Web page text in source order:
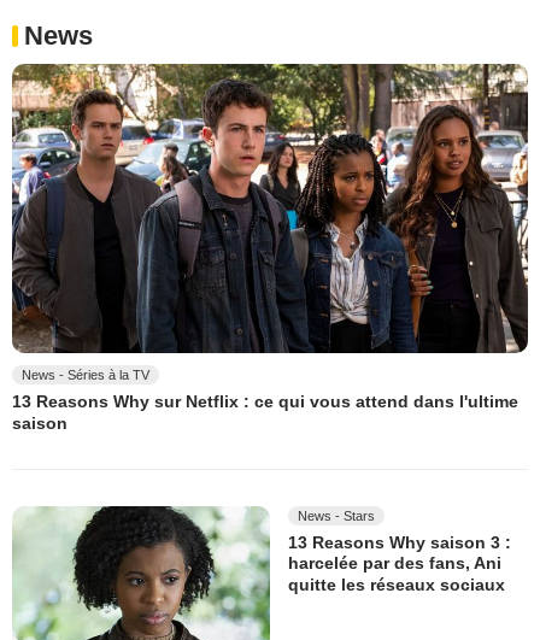
News
News - Séries à la TV
13 Reasons Why sur Netflix : ce qui vous attend dans l'ultime
saison
News - Stars
13 Reasons Why saison 3 :
harcelée par des fans, Ani
quitte les réseaux sociaux